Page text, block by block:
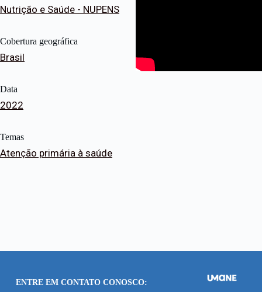
Nutrição e Saúde - NUPENS
Cobertura geográfica
Brasil
Data
2022
Temas
Atenção primária à saúde
ENTRE EM CONTATO CONOSCO: